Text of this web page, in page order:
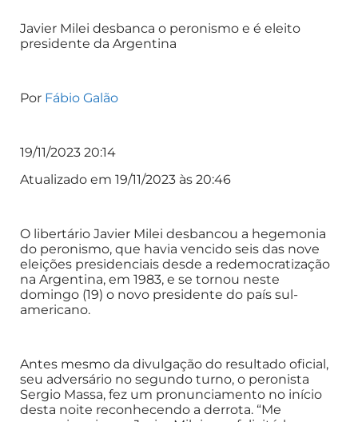
Javier Milei desbanca o peronismo e é eleito
presidente da Argentina
Por Fábio Galão
19/11/2023 20:14
Atualizado em 19/11/2023 às 20:46
O libertário Javier Milei desbancou a hegemonia
do peronismo, que havia vencido seis das nove
eleições presidenciais desde a redemocratização
na Argentina, em 1983, e se tornou neste
domingo (19) o novo presidente do país sul-
americano.
Antes mesmo da divulgação do resultado oficial,
seu adversário no segundo turno, o peronista
Sergio Massa, fez um pronunciamento no início
desta noite reconhecendo a derrota. “Me